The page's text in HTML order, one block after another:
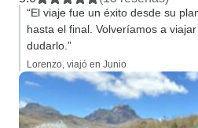
“El viaje fue un éxito desde su
hasta el final. Volveríamos a
dudarlo.”
Lorenzo, viajó en Junio